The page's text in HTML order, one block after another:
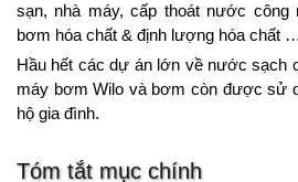
sạn, nhà máy, cấp thoát nước
bơm hóa chất & định lượng hóa chất …
Hầu hết các dự án lớn về nước sạch
máy bơm Wilo và bơm còn được sử
hộ gia đình.
Tóm tắt mục chính